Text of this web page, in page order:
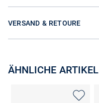
VERSAND & RETOURE
ÄHNLICHE ARTIKEL